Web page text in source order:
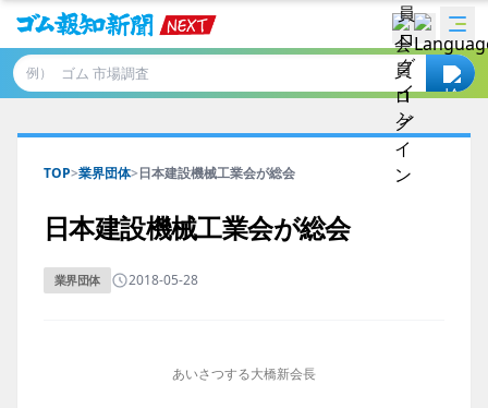
例）
TOP>業界団体>日本建設機械工業会が総会
日本建設機械工業会が総会
業界団体 2018-05-28
あいさつする大橋新会長